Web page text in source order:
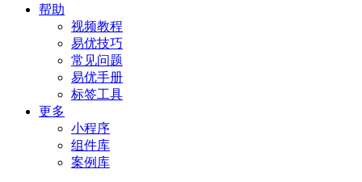
帮助
视频教程
易优技巧
常见问题
易优手册
标签工具
更多
小程序
组件库
案例库